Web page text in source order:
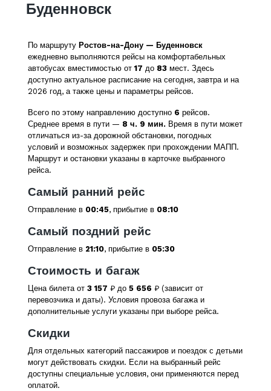
Буденновск
По маршруту Ростов-на-Дону — Буденновск
ежедневно выполняются рейсы на комфортабельных
автобусах вместимостью от17 до 83 мест. Здесь
доступно актуальное расписание на сегодня, завтра и на
2026 год, а также цены и параметры рейсов.
Всего по этому направлению доступно 6 рейсов.
Среднее время в пути — 8 ч. 9 мин. Время в пути может
отличаться из-за дорожной обстановки, погодных
условий и возможных задержек при прохождении МАПП.
Маршрут и остановки указаны в карточке выбранного
рейса.
Самый ранний рейс
Отправление в 00:45, прибытие в 08:10
Самый поздний рейс
Отправление в 21:10, прибытие в 05:30
Стоимость и багаж
Цена билета от 3 157 ₽ до 5 656 ₽ (зависит от
перевозчика и даты). Условия провоза багажа и
дополнительные услуги указаны при выборе рейса.
Скидки
Для отдельных категорий пассажиров и поездок с детьми
могут действовать скидки. Если на выбранный рейс
доступны специальные условия, они применяются перед
оплатой.